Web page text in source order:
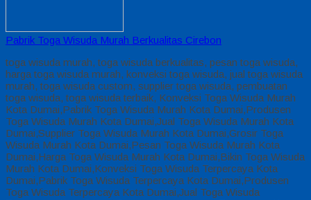
Pabrik Toga Wisuda Murah Berkualitas Cirebon
toga wisuda murah, toga wisuda berkualitas, pesan toga wisuda,
harga toga wisuda murah, konveksi toga wisuda, jual toga wisuda
murah, toga wisuda custom, supplier toga wisuda, pembuatan
toga wisuda, toga wisuda terbaik, Konveksi Toga Wisuda Murah
Kota Dumai,Pabrik Toga Wisuda Murah Kota Dumai,Produsen
Toga Wisuda Murah Kota Dumai,Jual Toga Wisuda Murah Kota
Dumai,Supplier Toga Wisuda Murah Kota Dumai,Grosir Toga
Wisuda Murah Kota Dumai,Pesan Toga Wisuda Murah Kota
Dumai,Harga Toga Wisuda Murah Kota Dumai,Bikin Toga Wisuda
Murah Kota Dumai,Konveksi Toga Wisuda Terpercaya Kota
Dumai,Pabrik Toga Wisuda Terpercaya Kota Dumai,Produsen
Toga Wisuda Terpercaya Kota Dumai,Jual Toga Wisuda